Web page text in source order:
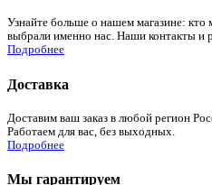
Узнайте больше о нашем магазине:
выбрали именно нас. Наши контакты и
Подробнее
Доставка
Доставим ваш заказ в любой регион
Работаем для вас, без выходных.
Подробнее
Мы гарантируем